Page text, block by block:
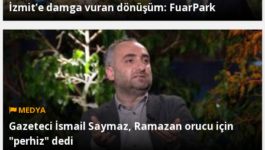
İzmit’e damga vuran dönüşüm: FuarPark
MEDYA
Gazeteci İsmail Saymaz, Ramazan orucu için
"perhiz" dedi